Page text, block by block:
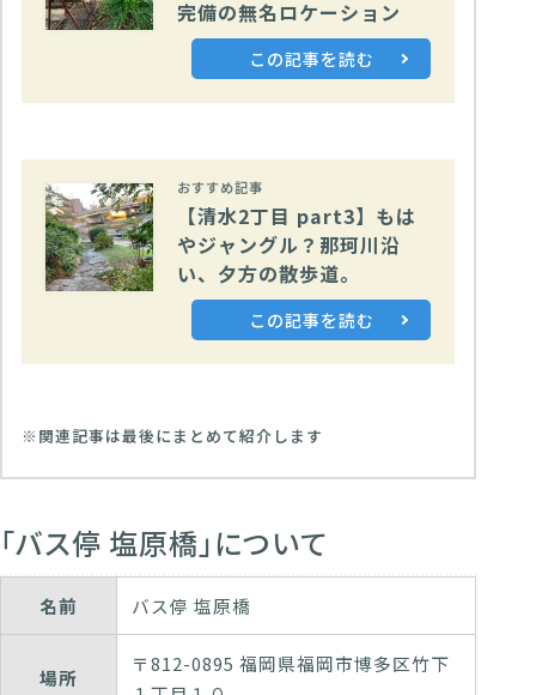
完備の無名ロケーション
この記事を読む
おすすめ記事
【清水2丁目 part3】もは
やジャングル？那珂川沿
い、夕方の散歩道。
この記事を読む
※関連記事は最後にまとめて紹介します
「バス停 塩原橋」について
名前 バス停 塩原橋
場所
〒812-0895 福岡県福岡市博多区竹下